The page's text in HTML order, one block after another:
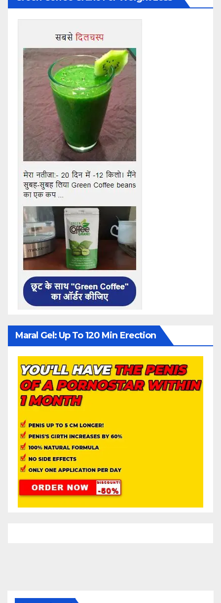
Maral Gel: Up To 120 Min Erection